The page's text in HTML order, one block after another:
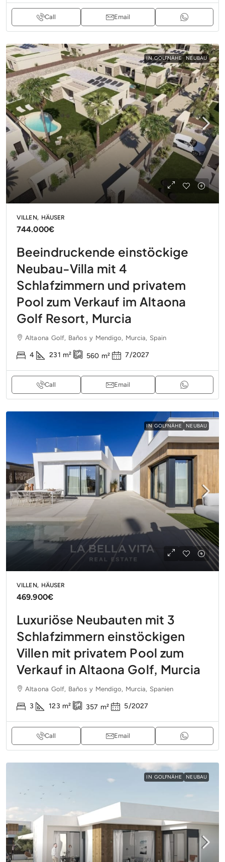
Call Email
IN GOLFNÄHE NEUBAU
VILLEN, HÄUSER
744.000€
Beeindruckende einstöckige
Neubau-Villa mit 4
Schlafzimmern und privatem
Pool zum Verkauf im Altaona
Golf Resort, Murcia
Altaona Golf, Baños y Mendigo, Murcia, Spain
4 231 m² 560 m² 7/2027
Call Email
IN GOLFNÄHE NEUBAU
VILLEN, HÄUSER
469.900€
Luxuriöse Neubauten mit 3
Schlafzimmern einstöckigen
Villen mit privatem Pool zum
Verkauf in Altaona Golf, Murcia
Altaona Golf, Baños y Mendigo, Murcia, Spanien
3 123 m² 357 m² 5/2027
Call Email
IN GOLFNÄHE NEUBAU